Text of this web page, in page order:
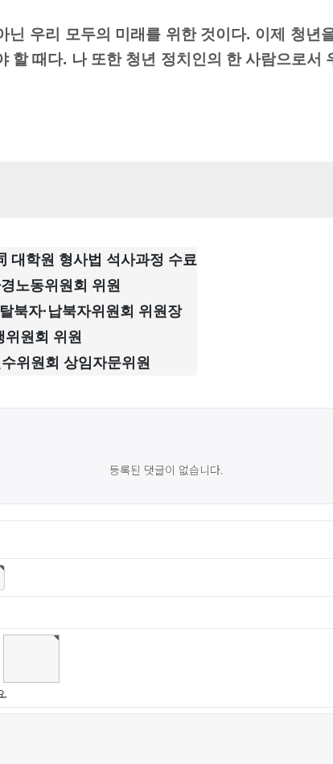
우리 모두의 미래를 위한 것이다. 이제 청년
할 때다. 나 또한 청년 정치인의 한 사람으로서
대학원 형사법 석사과정 수료
노동위원회 위원
북자·납북자위원회 위원장
위원회 위원
위원회 상임자문위원
등록된 댓글이 없습니다.
.